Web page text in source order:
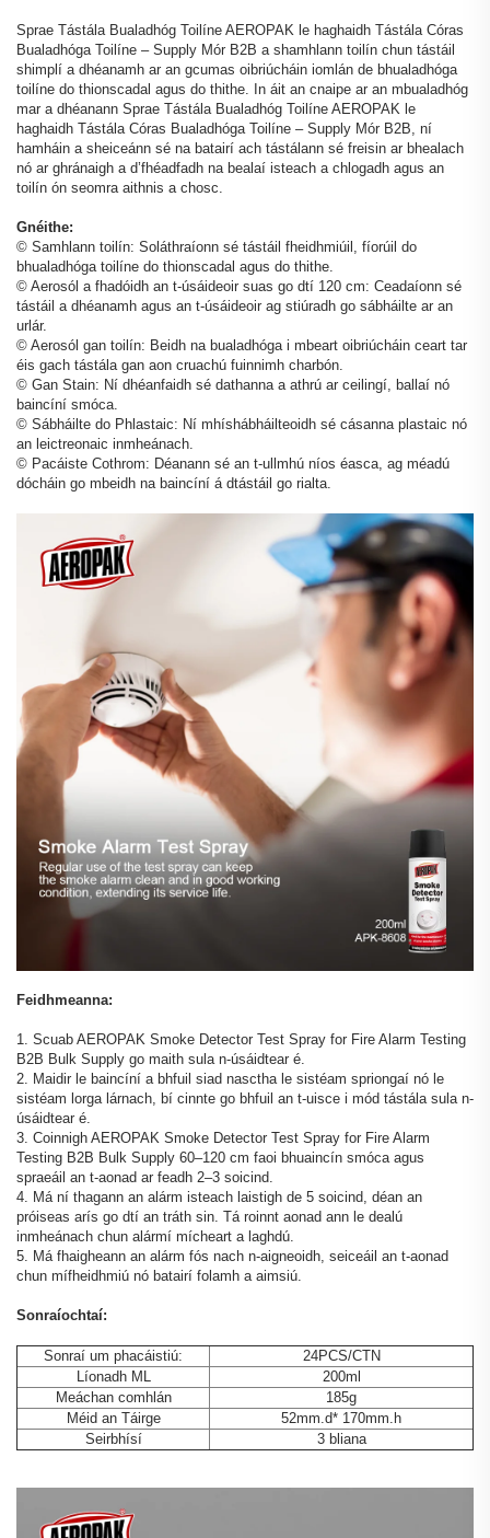
Sprae Tástála Bualadhóg Toilíne AEROPAK le haghaidh Tástála Córas
Bualadhóga Toilíne – Supply Mór B2B a shamhlann toilín chun tástáil
shimplí a dhéanamh ar an gcumas oibriúcháin iomlán de bhualadhóga
toilíne do thionscadal agus do thithe. In áit an cnaipe ar an mbualadhóg
mar a dhéanann Sprae Tástála Bualadhóg Toilíne AEROPAK le
haghaidh Tástála Córas Bualadhóga Toilíne – Supply Mór B2B, ní
hamháin a sheiceánn sé na batairí ach tástálann sé freisin ar bhealach
nó ar ghránaigh a d’fhéadfadh na bealaí isteach a chlogadh agus an
toilín ón seomra aithnis a chosc.
Gnéithe:
© Samhlann toilín: Soláthraíonn sé tástáil fheidhmiúil, fíorúil do
bhualadhóga toilíne do thionscadal agus do thithe.
© Aerosól a fhadóidh an t-úsáideoir suas go dtí 120 cm: Ceadaíonn sé
tástáil a dhéanamh agus an t-úsáideoir ag stiúradh go sábháilte ar an
urlár.
© Aerosól gan toilín: Beidh na bualadhóga i mbeart oibriúcháin ceart tar
éis gach tástála gan aon cruachú fuinnimh charbón.
© Gan Stain: Ní dhéanfaidh sé dathanna a athrú ar ceilingí, ballaí nó
baincíní smóca.
© Sábháilte do Phlastaic: Ní mhíshábháilteoidh sé cásanna plastaic nó
an leictreonaic inmheánach.
© Pacáiste Cothrom: Déanann sé an t-ullmhú níos éasca, ag méadú
dócháin go mbeidh na baincíní á dtástáil go rialta.
Feidhmeanna:
1. Scuab AEROPAK Smoke Detector Test Spray for Fire Alarm Testing
B2B Bulk Supply go maith sula n-úsáidtear é.
2. Maidir le baincíní a bhfuil siad nasctha le sistéam spriongaí nó le
sistéam lorga lárnach, bí cinnte go bhfuil an t-uisce i mód tástála sula n-
úsáidtear é.
3. Coinnigh AEROPAK Smoke Detector Test Spray for Fire Alarm
Testing B2B Bulk Supply 60–120 cm faoi bhuaincín smóca agus
spraeáil an t-aonad ar feadh 2–3 soicind.
4. Má ní thagann an alárm isteach laistigh de 5 soicind, déan an
próiseas arís go dtí an tráth sin. Tá roinnt aonad ann le dealú
inmheánach chun alármí mícheart a laghdú.
5. Má fhaigheann an alárm fós nach n-aigneoidh, seiceáil an t-aonad
chun mífheidhmiú nó batairí folamh a aimsiú.
Sonraíochtaí:
Sonraí um phacáistiú:
24PCS/CTN
Líonadh ML
200ml
Meáchan comhlán
185g
Méid an Táirge
52mm.d* 170mm.h
Seirbhísí
3 bliana